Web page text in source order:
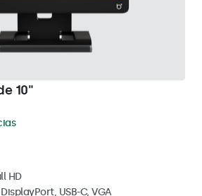
10"
HD
USB-C, VGA